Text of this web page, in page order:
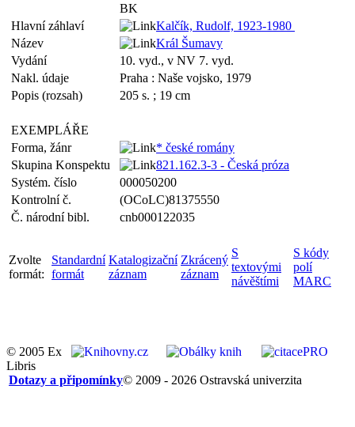
BK
Hlavní záhlaví
Kalčík, Rudolf, 1923-1980
Název
Král Šumavy
Vydání
10. vyd., v NV 7. vyd.
Nakl. údaje
Praha : Naše vojsko, 1979
Popis (rozsah)
205 s. ; 19 cm
EXEMPLÁŘE
Forma, žánr
* české romány
Skupina Konspektu
821.162.3-3 - Česká próza
Systém. číslo
000050200
Kontrolní č.
(OCoLC)81375550
Č. národní bibl.
cnb000122035
Zvolte
formát:
Standardní
formát
Katalogizační
záznam
Zkrácený
záznam
S
textovými
návěštími
S kódy
polí
MARC
© 2005 Ex
Libris
© 2009 - 2026 Ostravská univerzita
Dotazy a připomínky